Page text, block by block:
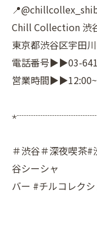
Chill Collection 渋
東京都渋谷区宇田
電話番号▶▶03-
営業時間
＃渋谷＃深夜喫茶
谷シーシャ
バー #チルコレク